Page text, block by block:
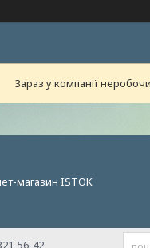
Зараз у компанії
магазин ISTOK
56-42